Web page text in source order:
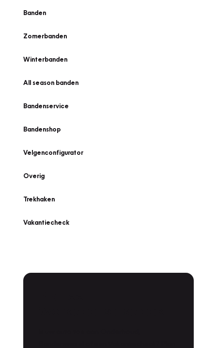
Banden
Zomerbanden
Winterbanden
All season banden
Bandenservice
Bandenshop
Velgenconfigurator
Overig
Trekhaken
Vakantiecheck